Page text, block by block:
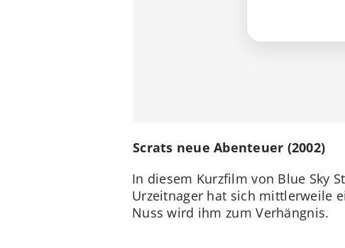
Scrats neue Abenteuer (2002)
In diesem Kurzfilm von Blue Sky
Urzeitnager hat sich mittlerweile
Nuss wird ihm zum Verhängnis.